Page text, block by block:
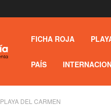
FICHA ROJA
PAÍS
PLAYA DEL CARMEN